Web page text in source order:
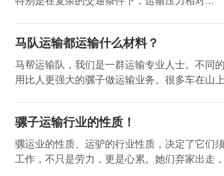
马队运输都运输什么材料？
马帮运输队，我们是一群运输专业人士。不同
用比人更强大的骡子做运输业务。很多车在山
骡子运输行业的性质！
骡运业的性质、运驴的行业性质，决定了它们
工作，不只是劳力，更是心累。她们弃家出走